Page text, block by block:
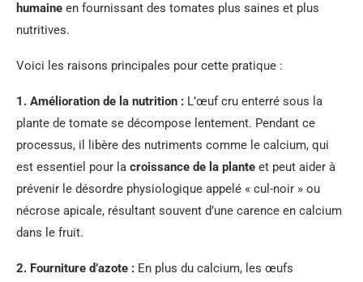
humaine en fournissant des tomates plus saines et plus
nutritives.
Voici les raisons principales pour cette pratique :
1. Amélioration de la nutrition : L’œuf cru enterré sous la
plante de tomate se décompose lentement. Pendant ce
processus, il libère des nutriments comme le calcium, qui
est essentiel pour la croissance de la plante et peut aider à
prévenir le désordre physiologique appelé « cul-noir » ou
nécrose apicale, résultant souvent d’une carence en calcium
dans le fruit.
2. Fourniture d’azote : En plus du calcium, les œufs